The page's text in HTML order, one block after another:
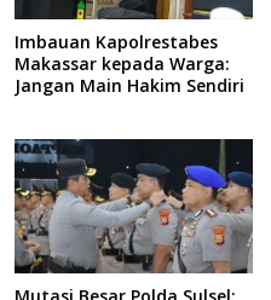
Imbauan Kapolrestabes
Makassar kepada Warga:
Jangan Main Hakim Sendiri
Mutasi Besar Polda Sulsel: